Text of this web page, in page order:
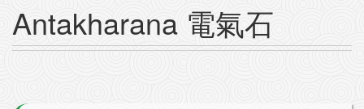
Antakharana 電氣石